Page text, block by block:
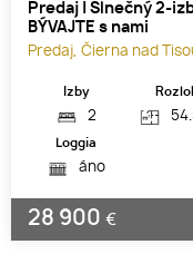
Predaj | Slnečný 2-
BÝVAJTE s nami
Predaj, Čierna nad
Izby
2
Loggia
áno
28 900 €